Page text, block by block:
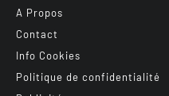
A Propos
Contact
Info Cookies
Politique de confidentialité